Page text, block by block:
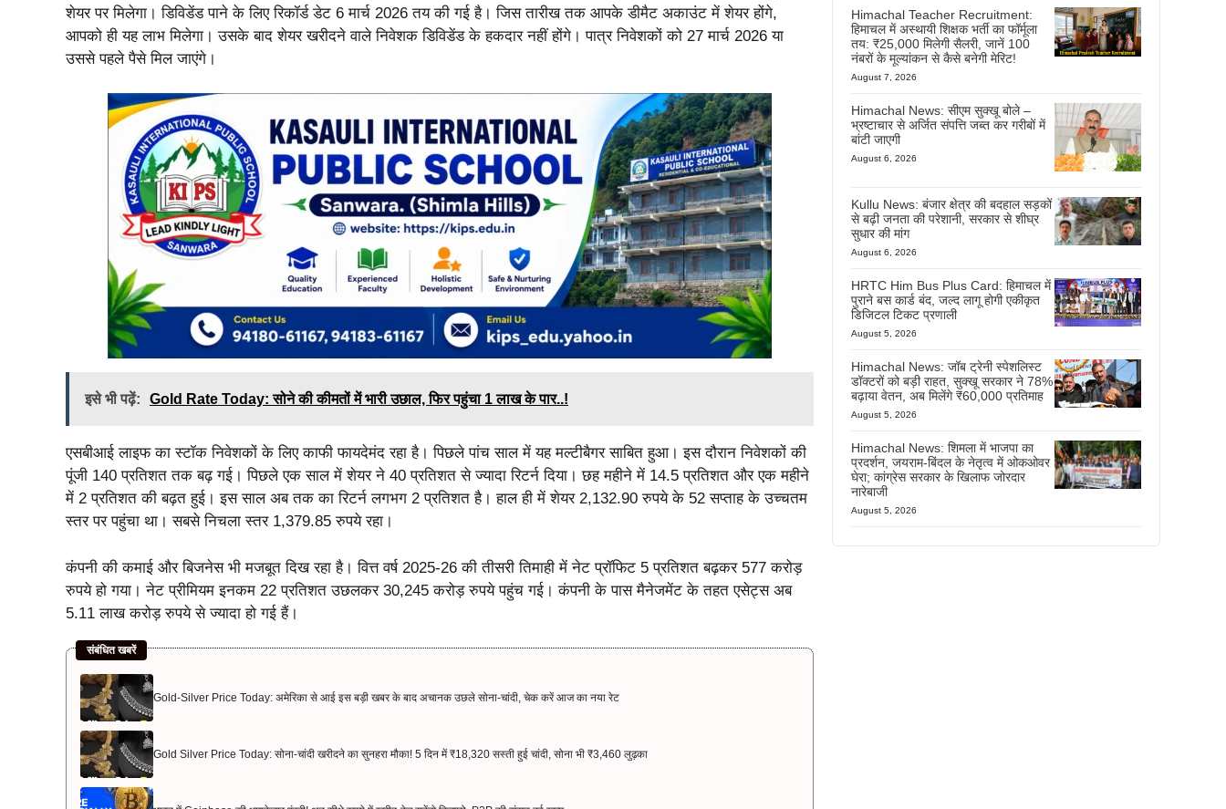
शेयर पर मिलेगा। डिविडेंड पाने के लिए रिकॉर्ड डेट 6 मार्च 2026 तय की गई है। जिस तारीख तक आपके डीमैट अकाउंट में शेयर होंगे,
आपको ही यह लाभ मिलेगा। उसके बाद शेयर खरीदने वाले निवेशक डिविडेंड के हकदार नहीं होंगे। पात्र निवेशकों को 27 मार्च 2026 या
उससे पहले पैसे मिल जाएंगे।
इसे भी पढ़ें: Gold Rate Today: सोने की कीमतों में भारी उछाल, फिर पहुंचा 1 लाख के पार..!
एसबीआई लाइफ का स्टॉक निवेशकों के लिए काफी फायदेमंद रहा है। पिछले पांच साल में यह मल्टीबैगर साबित हुआ। इस दौरान निवेशकों की
पूंजी 140 प्रतिशत तक बढ़ गई। पिछले एक साल में शेयर ने 40 प्रतिशत से ज्यादा रिटर्न दिया। छह महीने में 14.5 प्रतिशत और एक महीने
में 2 प्रतिशत की बढ़त हुई। इस साल अब तक का रिटर्न लगभग 2 प्रतिशत है। हाल ही में शेयर 2,132.90 रुपये के 52 सप्ताह के उच्चतम
स्तर पर पहुंचा था। सबसे निचला स्तर 1,379.85 रुपये रहा।
कंपनी की कमाई और बिजनेस भी मजबूत दिख रहा है। वित्त वर्ष 2025-26 की तीसरी तिमाही में नेट प्रॉफिट 5 प्रतिशत बढ़कर 577 करोड़
रुपये हो गया। नेट प्रीमियम इनकम 22 प्रतिशत उछलकर 30,245 करोड़ रुपये पहुंच गई। कंपनी के पास मैनेजमेंट के तहत एसेट्स अब
5.11 लाख करोड़ रुपये से ज्यादा हो गई हैं।
संबंधित खबरें
Gold-Silver Price Today: अमेरिका से आई इस बड़ी खबर के बाद अचानक उछले सोना-चांदी, चेक करें आज का नया रेट
Gold Silver Price Today: सोना-चांदी खरीदने का सुनहरा मौका! 5 दिन में ₹18,320 सस्ती हुई चांदी, सोना भी ₹3,460 लुढ़का
Himachal Teacher Recruitment:
हिमाचल में अस्थायी शिक्षक भर्ती का फॉर्मूला
तय: ₹25,000 मिलेगी सैलरी, जानें 100
नंबरों के मूल्यांकन से कैसे बनेगी मेरिट!
August 7, 2026
Himachal News: सीएम सुक्खू बोले –
भ्रष्टाचार से अर्जित संपत्ति जब्त कर गरीबों में
बांटी जाएगी
August 6, 2026
Kullu News: बंजार क्षेत्र की बदहाल सड़कों
से बढ़ी जनता की परेशानी, सरकार से शीघ्र
सुधार की मांग
August 6, 2026
HRTC Him Bus Plus Card: हिमाचल में
पुराने बस कार्ड बंद, जल्द लागू होगी एकीकृत
डिजिटल टिकट प्रणाली
August 5, 2026
Himachal News: जॉब ट्रेनी स्पेशलिस्ट
डॉक्टरों को बड़ी राहत, सुक्खू सरकार ने 78%
बढ़ाया वेतन, अब मिलेंगे ₹60,000 प्रतिमाह
August 5, 2026
Himachal News: शिमला में भाजपा का
प्रदर्शन, जयराम-बिंदल के नेतृत्व में ओकओवर
घेरा; कांग्रेस सरकार के खिलाफ जोरदार
नारेबाजी
August 5, 2026